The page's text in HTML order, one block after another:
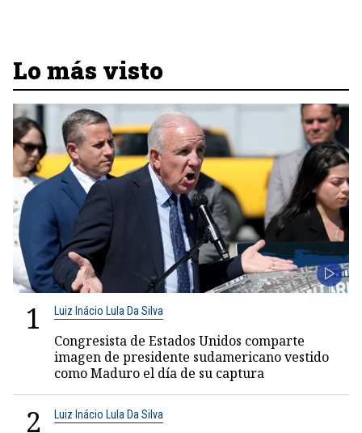
Lo más visto
1 Luiz Inácio Lula Da Silva
Congresista de Estados Unidos comparte
imagen de presidente sudamericano vestido
como Maduro el día de su captura
2 Luiz Inácio Lula Da Silva